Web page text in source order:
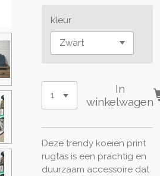
kleur
In
winkelwagen
Deze trendy koeien print
rugtas is een prachtig en
duurzaam accessoire dat